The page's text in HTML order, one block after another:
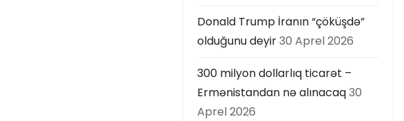
Donald Trump İranın “çöküşdə”
olduğunu deyir30 Aprel 2026
300 milyon dollarlıq ticarət –
Ermənistandan nə alınacaq30
Aprel 2026